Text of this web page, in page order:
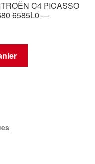
C4 PICASSO
6585L0 —